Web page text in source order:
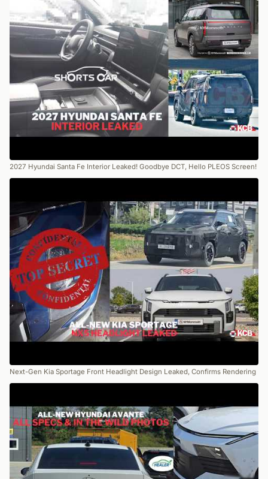
2027 Hyundai Santa Fe Interior Leaked! Goodbye DCT, Hello PLEOS Screen!
Next-Gen Kia Sportage Front Headlight Design Leaked, Confirms Rendering